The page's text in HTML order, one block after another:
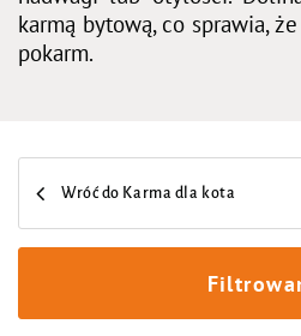
karmą bytową, co sprawia,
pokarm.
Wróć do Karma dla kota